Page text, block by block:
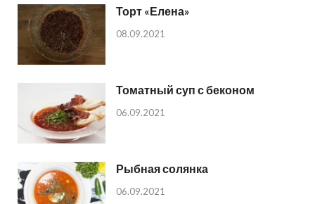
Торт «Елена»
08.09.2021
Томатный суп с беконом
06.09.2021
Рыбная солянка
06.09.2021